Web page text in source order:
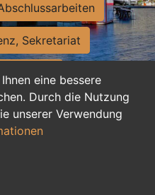
eine bessere
Durch die Nutzung
unserer Verwendung
Sekretariat
Ausbildung